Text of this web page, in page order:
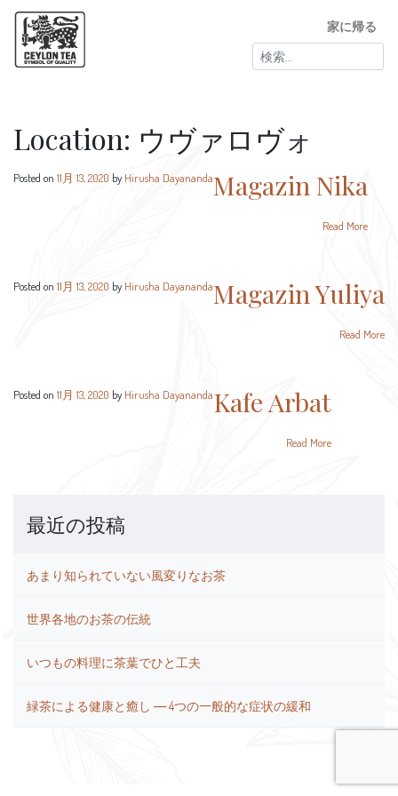
検
索:
家に帰る
Location: ウヴァロヴォ
Posted on 11月 13, 2020 by Hirusha DayanandaMagazin Nika
Read More
Posted on 11月 13, 2020 by Hirusha DayanandaMagazin Yuliya
Read More
Posted on 11月 13, 2020 by Hirusha DayanandaKafe Arbat
Read More
最近の投稿
あまり知られていない風変りなお茶
世界各地のお茶の伝統
いつもの料理に茶葉でひと工夫
緑茶による健康と癒し ― 4つの一般的な症状の緩和